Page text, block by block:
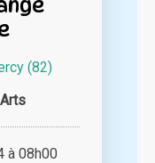
(82)
08h00